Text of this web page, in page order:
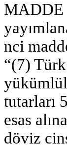
MADDE
nci
“(7)
tutarları
esas
döviz